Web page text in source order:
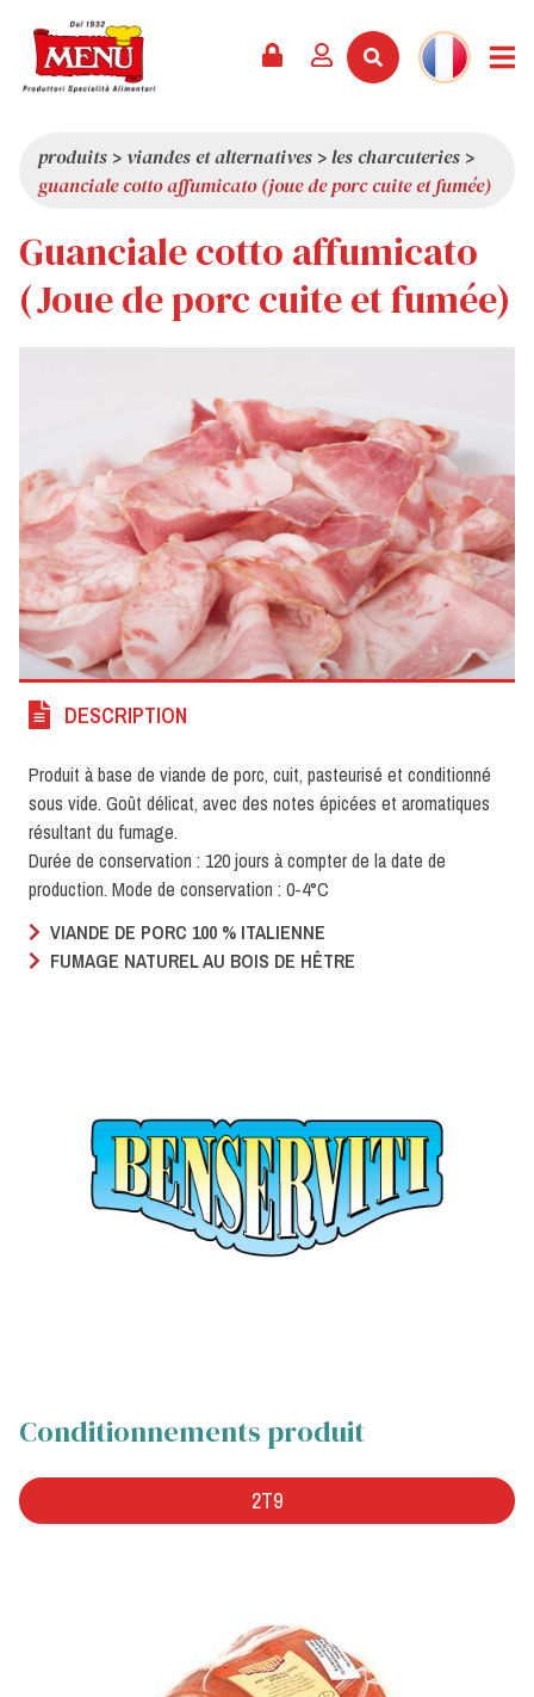
CATALOGUE
SERVICES
DERNIÈRES NOUVEAUTÉS
PRIX
REVUE DE PRESSE
QUI SOMMES-NOUS
QUALITÉ
VALEURS
CURIOSITÉS
produits > viandes et alternatives >les charcuteries >
guanciale cotto affumicato (joue de porc cuite et fumée)
Guanciale cotto affumicato
(Joue de porc cuite et fumée)
DESCRIPTION
Produit à base de viande de porc, cuit, pasteurisé et conditionné
sous vide. Goût délicat, avec des notes épicées et aromatiques
résultant du fumage.
Durée de conservation : 120 jours à compter de la date de
production. Mode de conservation : 0-4°C
VIANDE DE PORC 100 % ITALIENNE
FUMAGE NATUREL AU BOIS DE HÊTRE
Conditionnements produit
2T9